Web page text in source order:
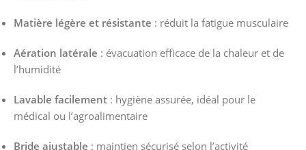
Matière légère et résistante : réduit la fatigue musculaire
Aération latérale : évacuation efficace de la chaleur et de
l’humidité
Lavable facilement : hygiène assurée, idéal pour le
médical ou l’agroalimentaire
Bride ajustable : maintien sécurisé selon l’activité